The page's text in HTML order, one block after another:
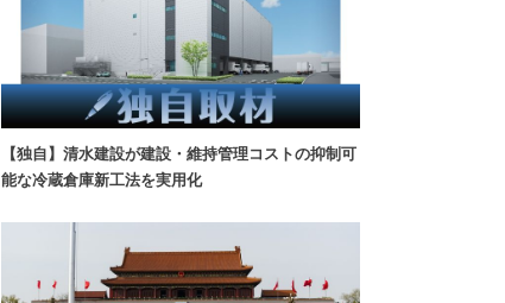
【独自】清水建設が建設・維持管理コストの抑制可
能な冷蔵倉庫新工法を実用化